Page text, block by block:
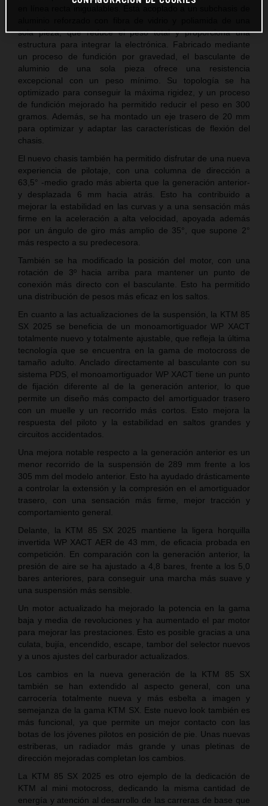
sola pieza, que reduce el peso total y proporciona una
estructura para integrar la electrónica. Fabricado mediante
un proceso de fundición por gravedad, el basculante de
aluminio de una sola pieza ofrece una resistencia
excepcional con un peso mínimo. Su topología se ha
optimizado para conseguir la máxima rigidez, y un proceso
de fundición mejorado ha permitido reducir el peso en 300
gramos. Además, se ha montado un eje trasero de 20 mm
para optimizar y adaptar las características de flexión del
chasis.
El nuevo chasis también ha permitido disfrutar de una nueva
experiencia de pilotaje, con una columna de dirección a
63,5° -medio grado más abierta que la generación anterior-
y desplazada 6 mm hacia atrás. Esto ha contribuido a
mejorar la estabilidad en las curvas y a una sensación más
firme en la aceleración a alta velocidad, apoyada además
por un ángulo de giro más amplio de 35°, que supone 2°
más respecto a su predecesora.
También se ha modificado la posición del motor, con una
rotación de 3º hacia arriba para mantener un punto de
conexión más directo con el basculante. Esto ha permitido
una distribución de pesos más eficaz en los saltos.
En cuanto a las actualizaciones de la suspensión, la KTM 85
SX 2025 se beneficia de un monoamortiguador WP XACT
totalmente nuevo y totalmente ajustable, que refleja la última
tecnología que se encuentra en la gama de motocross de
tamaño adulto. Anclado directamente al basculante con su
sistema PDS, el monoamortiguador WP XACT tiene un punto
de fijación diferente al de la generación anterior, lo que
permite un diseño más compacto del amortiguador trasero
con un muelle y un recorrido más cortos. Esto mejora la
respuesta del piloto y la estabilidad en saltos grandes y
circuitos accidentados.
Una mejora notable respecto a la generación anterior es un
menor recorrido de la suspensión de 289 mm frente a los
305 mm del modelo anterior. Esto ha ayudado drásticamente
a controlar la extensión y la compresión en el amortiguador
trasero, con una sensación más firme, mejor tracción y
comportamiento general.
Delante, la KTM 85 SX 2025 mantiene la ligera horquilla
invertida WP XACT AER de 43 mm, de eficacia probada en
competición. En comparación con la generación anterior, la
presión de aire se ha ajustado a 4,8 bares, frente a los 5,0
bares anteriores, para conseguir una marcha más suave y
una suspensión más sensible.
Un motor actualizado ha mejorado la potencia en la gama
baja y media de revoluciones y ha aumentado el par motor
para mejorar las prestaciones. Esto es posible gracias a una
culata, bujía, encendido, escape, tambor del selector nuevos
y a unos ajustes del carburador actualizados.
Los cambios en la nueva generación de la KTM 85 SX
también se han extendido al aspecto general, con una
carrocería totalmente nueva y más esbelta a imagen y
semejanza de la gama KTM SX. Este nuevo look también es
más funcional, ya que permite un mejor contacto con las
botas de los jóvenes pilotos en posición de pie. Unas nuevas
estriberas, un radiador más grande y unas pletinas de
dirección mejoradas completan los cambios.
La KTM 85 SX 2025 es otro ejemplo de la dedicación de
KTM al mini motocross, dedicando la misma cantidad de
energía y atención al desarrollo de las carreras de base que